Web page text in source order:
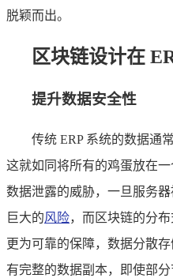
脱颖而出。
区块链设计在
提升数据安全性
传统 ERP 系统的数据通
这就如同将所有的鸡蛋放在
数据泄露的威胁，一旦服务
巨大的风险，而区块链的分
更为可靠的保障，数据分散
有完整的数据副本，即使部